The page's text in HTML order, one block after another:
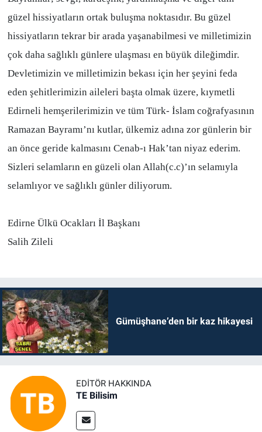
güzel hissiyatların ortak buluşma noktasıdır. Bu güzel
hissiyatların tekrar bir arada yaşanabilmesi ve milletimizin
çok daha sağlıklı günlere ulaşması en büyük dileğimdir.
Devletimizin ve milletimizin bekası için her şeyini feda
eden şehitlerimizin aileleri başta olmak üzere, kıymetli
Edirneli hemşerilerimizin ve tüm Türk- İslam coğrafyasının
Ramazan Bayramı’nı kutlar, ülkemiz adına zor günlerin bir
an önce geride kalmasını Cenab-ı Hak’tan niyaz ederim.
Sizleri selamların en güzeli olan Allah(c.c)’ın selamıyla
selamlıyor ve sağlıklı günler diliyorum.
Edirne Ülkü Ocakları İl Başkanı
Salih Zileli
Gümüşhane’den bir kaz hikayesi
EDITÖR HAKKINDA
TE Bilisim